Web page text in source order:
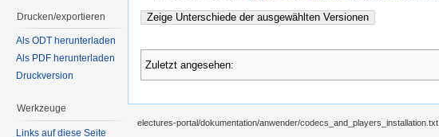
Zeige Unterschiede der ausgewählten Versionen
Zuletzt angesehen:
Drucken/exportieren
Als ODT herunterladen
Als PDF herunterladen
Druckversion
Werkzeuge
Links auf diese Seite
electures-portal/dokumentation/anwender/codecs_and_players_installation.txt